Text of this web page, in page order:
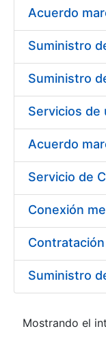
Mostrando el